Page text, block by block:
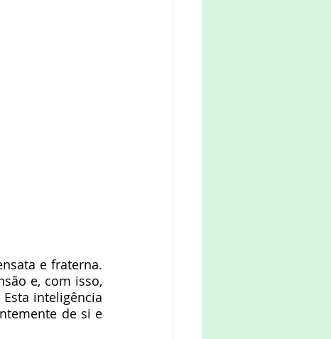
e, com isso,
inteligência
de si e